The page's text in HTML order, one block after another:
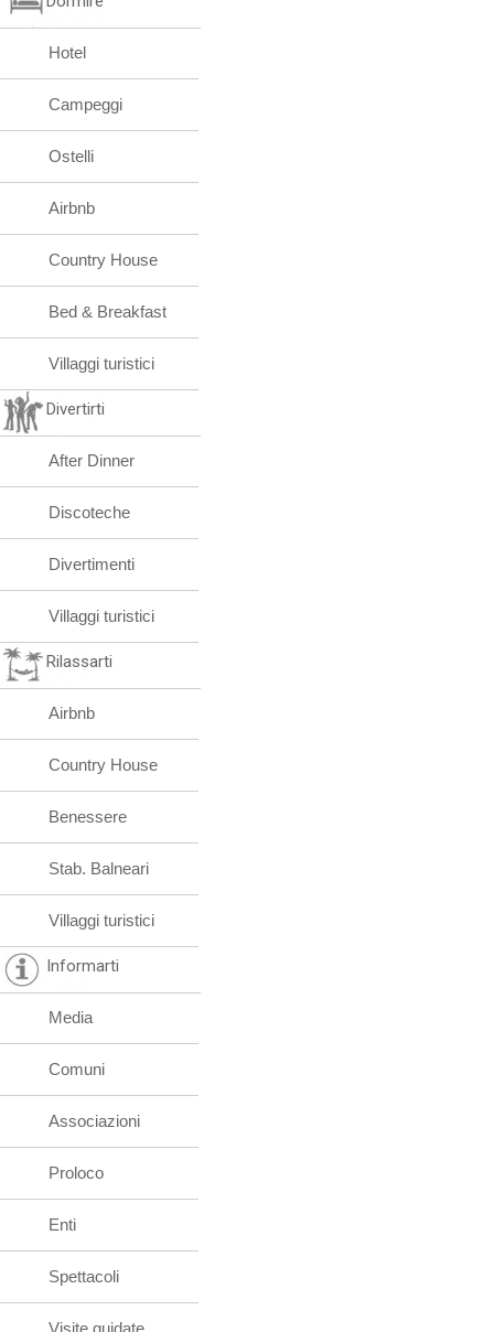
Hotel
Campeggi
Ostelli
Airbnb
Country House
Bed & Breakfast
Villaggi turistici
Divertirti
After Dinner
Discoteche
Divertimenti
Villaggi turistici
Rilassarti
Airbnb
Country House
Benessere
Stab. Balneari
Villaggi turistici
Informarti
Media
Comuni
Associazioni
Proloco
Enti
Spettacoli
Visite guidate